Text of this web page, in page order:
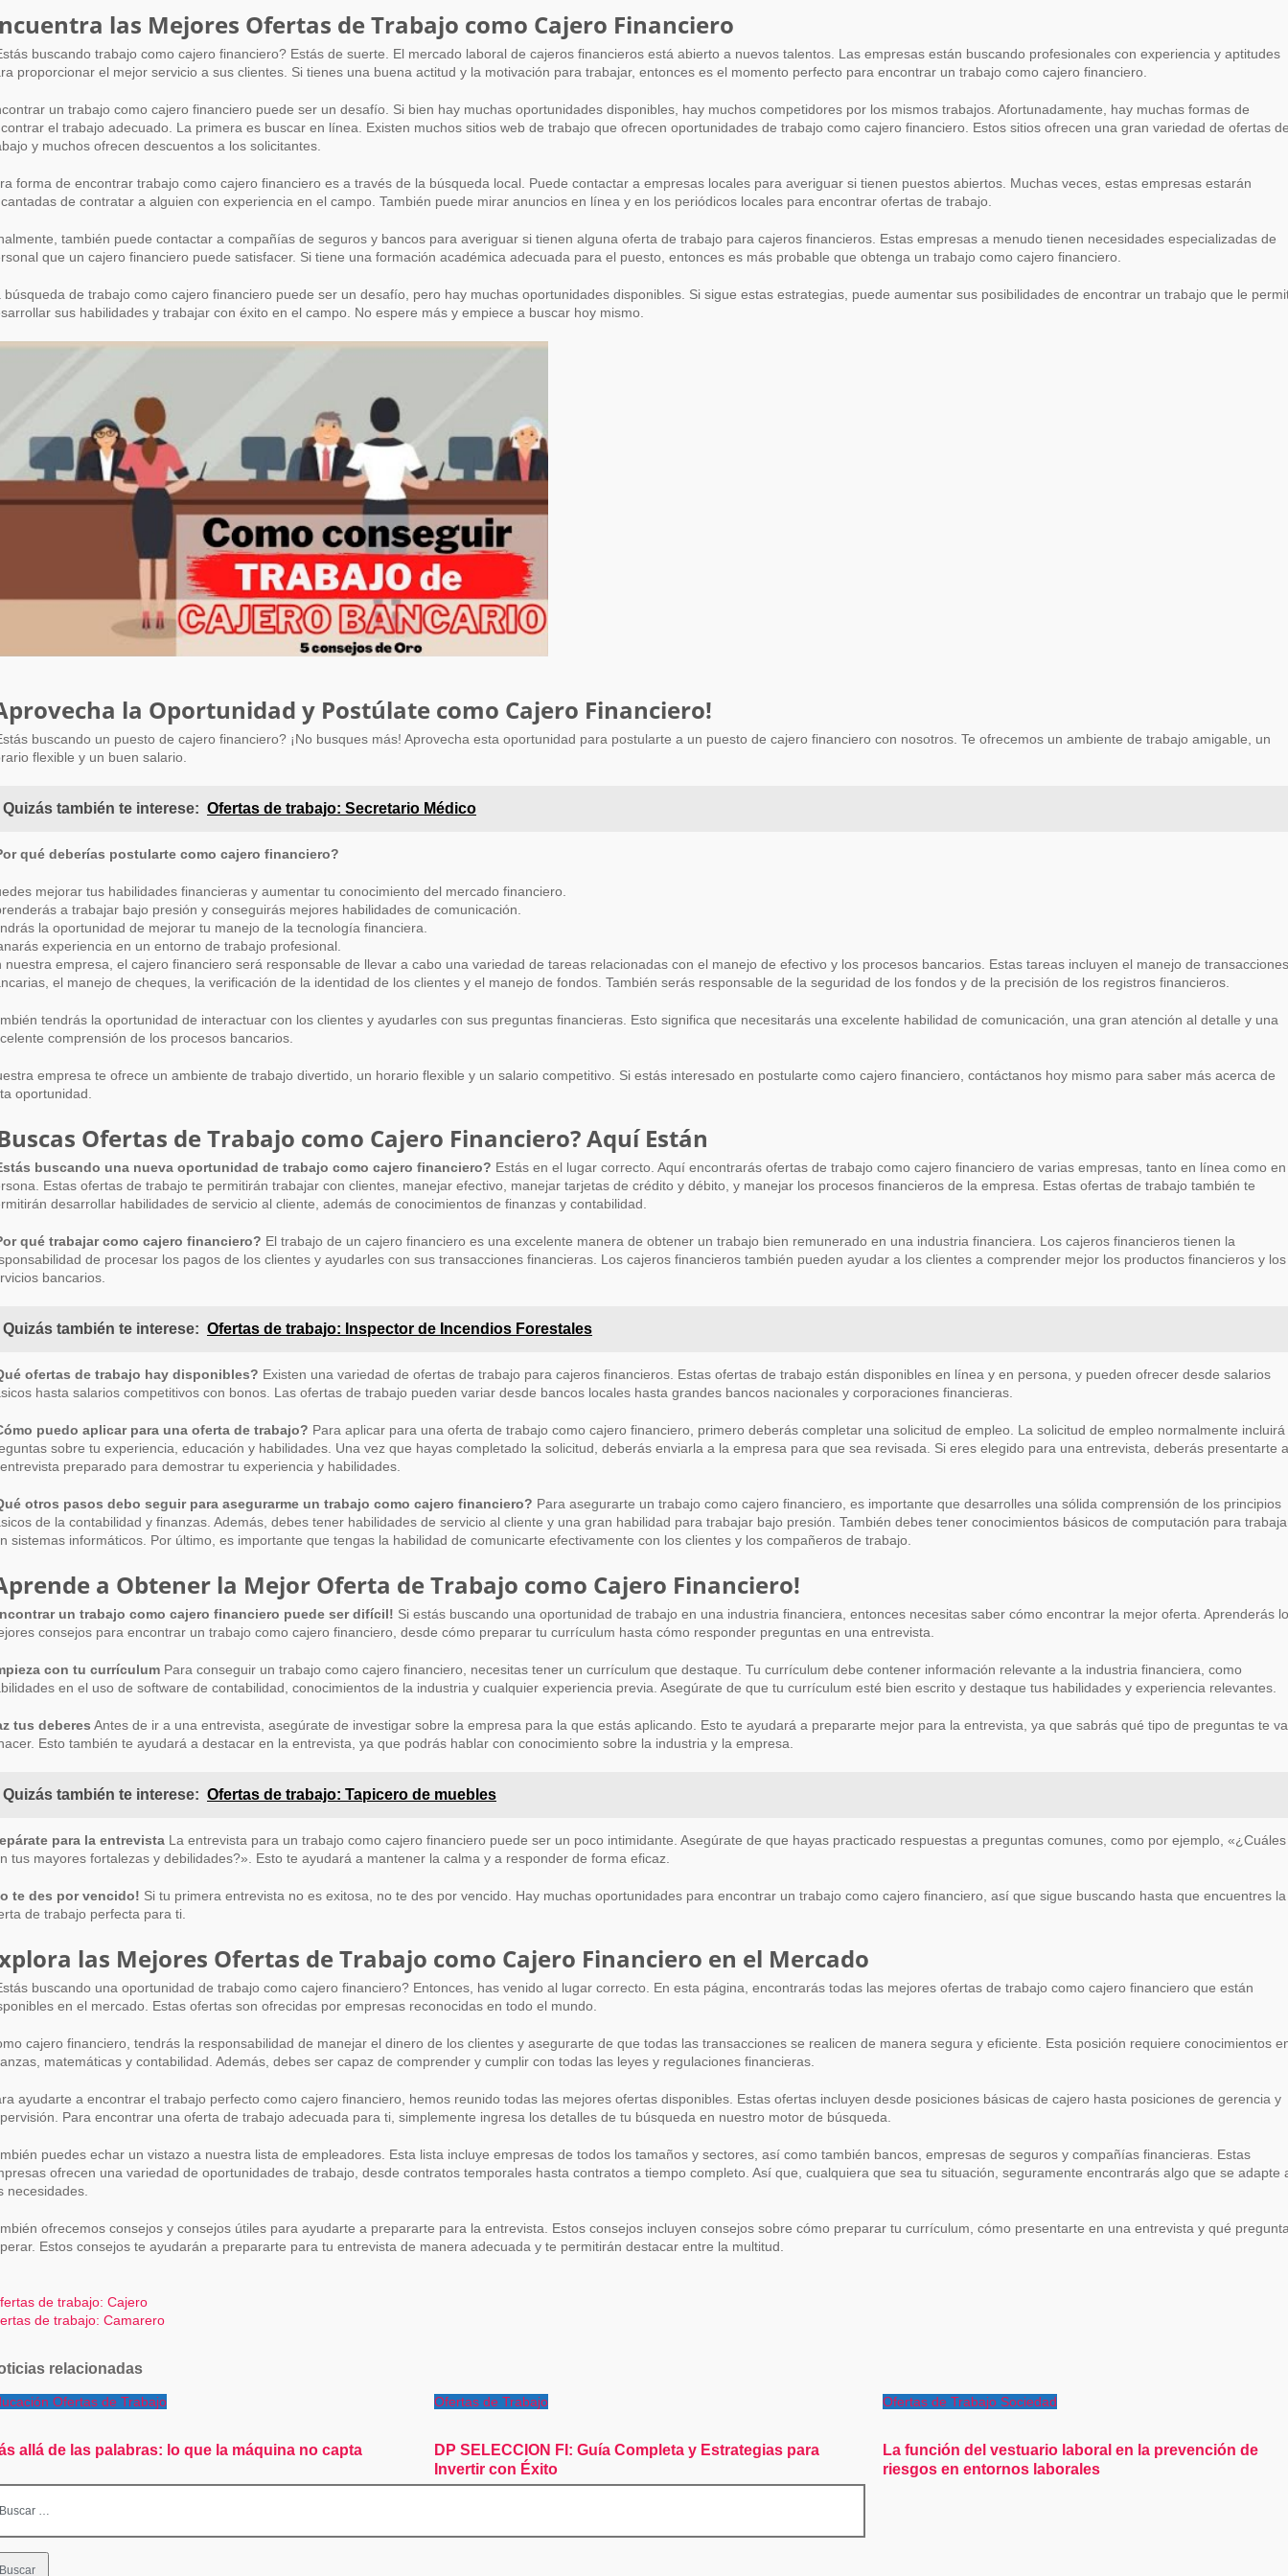
las Mejores Ofertas de Trabajo como Cajero Financiero
experiencia y aptitudes
proporcionar el mejor servicio a sus clientes. Si tienes una buena actitud y la motivación para trabajar, entonces es el momento perfecto para encontrar un trabajo como cajero financiero.
un trabajo como cajero financiero puede ser un desafío. Si bien hay muchas oportunidades disponibles, hay muchos competidores por los mismos trabajos. Afortunadamente, hay muchas formas de
el trabajo adecuado. La primera es buscar en línea. Existen muchos sitios web de trabajo que ofrecen oportunidades de trabajo como cajero financiero. Estos sitios ofrecen una gran variedad de ofertas
y muchos ofrecen descuentos a los solicitantes.
forma de encontrar trabajo como cajero financiero es a través de la búsqueda local. Puede contactar a empresas locales para averiguar si tienen puestos abiertos. Muchas veces, estas empresas estarán
de contratar a alguien con experiencia en el campo. También puede mirar anuncios en línea y en los periódicos locales para encontrar ofertas de trabajo.
también puede contactar a compañías de seguros y bancos para averiguar si tienen alguna oferta de trabajo para cajeros financieros. Estas empresas a menudo tienen necesidades especializadas de
que un cajero financiero puede satisfacer. Si tiene una formación académica adecuada para el puesto, entonces es más probable que obtenga un trabajo como cajero financiero.
búsqueda de trabajo como cajero financiero puede ser un desafío, pero hay muchas oportunidades disponibles. Si sigue estas estrategias, puede aumentar sus posibilidades de encontrar un trabajo que le
sus habilidades y trabajar con éxito en el campo. No espere más y empiece a buscar hoy mismo.
la Oportunidad y Postúlate como Cajero Financiero!
buscando un puesto de cajero financiero? ¡No busques más! Aprovecha esta oportunidad para postularte a un puesto de cajero financiero con nosotros. Te ofrecemos un ambiente de trabajo amigable, un
flexible y un buen salario.
Quizás también te interese: Ofertas de trabajo: Secretario Médico
qué deberías postularte como cajero financiero?
mejorar tus habilidades financieras y aumentar tu conocimiento del mercado financiero.
a trabajar bajo presión y conseguirás mejores habilidades de comunicación.
la oportunidad de mejorar tu manejo de la tecnología financiera.
experiencia en un entorno de trabajo profesional.
nuestra empresa, el cajero financiero será responsable de llevar a cabo una variedad de tareas relacionadas con el manejo de efectivo y los procesos bancarios. Estas tareas incluyen el manejo de transacciones
el manejo de cheques, la verificación de la identidad de los clientes y el manejo de fondos. También serás responsable de la seguridad de los fondos y de la precisión de los registros financieros.
tendrás la oportunidad de interactuar con los clientes y ayudarles con sus preguntas financieras. Esto significa que necesitarás una excelente habilidad de comunicación, una gran atención al detalle y una
comprensión de los procesos bancarios.
empresa te ofrece un ambiente de trabajo divertido, un horario flexible y un salario competitivo. Si estás interesado en postularte como cajero financiero, contáctanos hoy mismo para saber más acerca de
oportunidad.
Ofertas de Trabajo como Cajero Financiero? Aquí Están
buscando una nueva oportunidad de trabajo como cajero financiero? Estás en el lugar correcto. Aquí encontrarás ofertas de trabajo como cajero financiero de varias empresas, tanto en línea como en
Estas ofertas de trabajo te permitirán trabajar con clientes, manejar efectivo, manejar tarjetas de crédito y débito, y manejar los procesos financieros de la empresa. Estas ofertas de trabajo también te
desarrollar habilidades de servicio al cliente, además de conocimientos de finanzas y contabilidad.
qué trabajar como cajero financiero? El trabajo de un cajero financiero es una excelente manera de obtener un trabajo bien remunerado en una industria financiera. Los cajeros financieros tienen la
de procesar los pagos de los clientes y ayudarles con sus transacciones financieras. Los cajeros financieros también pueden ayudar a los clientes a comprender mejor los productos financieros y los
bancarios.
Quizás también te interese: Ofertas de trabajo: Inspector de Incendios Forestales
ofertas de trabajo hay disponibles? Existen una variedad de ofertas de trabajo para cajeros financieros. Estas ofertas de trabajo están disponibles en línea y en persona, y pueden ofrecer desde salarios
hasta salarios competitivos con bonos. Las ofertas de trabajo pueden variar desde bancos locales hasta grandes bancos nacionales y corporaciones financieras.
puedo aplicar para una oferta de trabajo? Para aplicar para una oferta de trabajo como cajero financiero, primero deberás completar una solicitud de empleo. La solicitud de empleo normalmente incluirá
sobre tu experiencia, educación y habilidades. Una vez que hayas completado la solicitud, deberás enviarla a la empresa para que sea revisada. Si eres elegido para una entrevista, deberás presentarte a
preparado para demostrar tu experiencia y habilidades.
otros pasos debo seguir para asegurarme un trabajo como cajero financiero? Para asegurarte un trabajo como cajero financiero, es importante que desarrolles una sólida comprensión de los principios
de la contabilidad y finanzas. Además, debes tener habilidades de servicio al cliente y una gran habilidad para trabajar bajo presión. También debes tener conocimientos básicos de computación para
sistemas informáticos. Por último, es importante que tengas la habilidad de comunicarte efectivamente con los clientes y los compañeros de trabajo.
a Obtener la Mejor Oferta de Trabajo como Cajero Financiero!
un trabajo como cajero financiero puede ser difícil! Si estás buscando una oportunidad de trabajo en una industria financiera, entonces necesitas saber cómo encontrar la mejor oferta. Aprenderás
consejos para encontrar un trabajo como cajero financiero, desde cómo preparar tu currículum hasta cómo responder preguntas en una entrevista.
con tu currículum Para conseguir un trabajo como cajero financiero, necesitas tener un currículum que destaque. Tu currículum debe contener información relevante a la industria financiera, como
en el uso de software de contabilidad, conocimientos de la industria y cualquier experiencia previa. Asegúrate de que tu currículum esté bien escrito y destaque tus habilidades y experiencia relevantes.
tus deberes Antes de ir a una entrevista, asegúrate de investigar sobre la empresa para la que estás aplicando. Esto te ayudará a prepararte mejor para la entrevista, ya que sabrás qué tipo de preguntas te
Esto también te ayudará a destacar en la entrevista, ya que podrás hablar con conocimiento sobre la industria y la empresa.
Quizás también te interese: Ofertas de trabajo: Tapicero de muebles
para la entrevista La entrevista para un trabajo como cajero financiero puede ser un poco intimidante. Asegúrate de que hayas practicado respuestas a preguntas comunes, como por ejemplo, «¿Cuáles
tus mayores fortalezas y debilidades?». Esto te ayudará a mantener la calma y a responder de forma eficaz.
te des por vencido! Si tu primera entrevista no es exitosa, no te des por vencido. Hay muchas oportunidades para encontrar un trabajo como cajero financiero, así que sigue buscando hasta que encuentres la
de trabajo perfecta para ti.
las Mejores Ofertas de Trabajo como Cajero Financiero en el Mercado
buscando una oportunidad de trabajo como cajero financiero? Entonces, has venido al lugar correcto. En esta página, encontrarás todas las mejores ofertas de trabajo como cajero financiero que están
en el mercado. Estas ofertas son ofrecidas por empresas reconocidas en todo el mundo.
cajero financiero, tendrás la responsabilidad de manejar el dinero de los clientes y asegurarte de que todas las transacciones se realicen de manera segura y eficiente. Esta posición requiere conocimientos
matemáticas y contabilidad. Además, debes ser capaz de comprender y cumplir con todas las leyes y regulaciones financieras.
ayudarte a encontrar el trabajo perfecto como cajero financiero, hemos reunido todas las mejores ofertas disponibles. Estas ofertas incluyen desde posiciones básicas de cajero hasta posiciones de gerencia y
Para encontrar una oferta de trabajo adecuada para ti, simplemente ingresa los detalles de tu búsqueda en nuestro motor de búsqueda.
puedes echar un vistazo a nuestra lista de empleadores. Esta lista incluye empresas de todos los tamaños y sectores, así como también bancos, empresas de seguros y compañías financieras. Estas
ofrecen una variedad de oportunidades de trabajo, desde contratos temporales hasta contratos a tiempo completo. Así que, cualquiera que sea tu situación, seguramente encontrarás algo que se adapte
necesidades.
ofrecemos consejos y consejos útiles para ayudarte a prepararte para la entrevista. Estos consejos incluyen consejos sobre cómo preparar tu currículum, cómo presentarte en una entrevista y qué
Estos consejos te ayudarán a prepararte para tu entrevista de manera adecuada y te permitirán destacar entre la multitud.
de trabajo: Cajero
de trabajo: Camarero
relacionadas
Ofertas de Trabajo
allá de las palabras: lo que la máquina no capta
Ofertas de Trabajo
DP SELECCION FI: Guía Completa y Estrategias para
Invertir con Éxito
Ofertas de Trabajo Sociedad
La función del vestuario laboral en la prevención de
riesgos en entornos laborales